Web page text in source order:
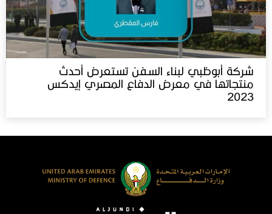
شركة أبوظبي لبناء السفن تستعرض أحدث
منتجاتها في معرض الدفاع المصري إيدكس‬⁩
2023